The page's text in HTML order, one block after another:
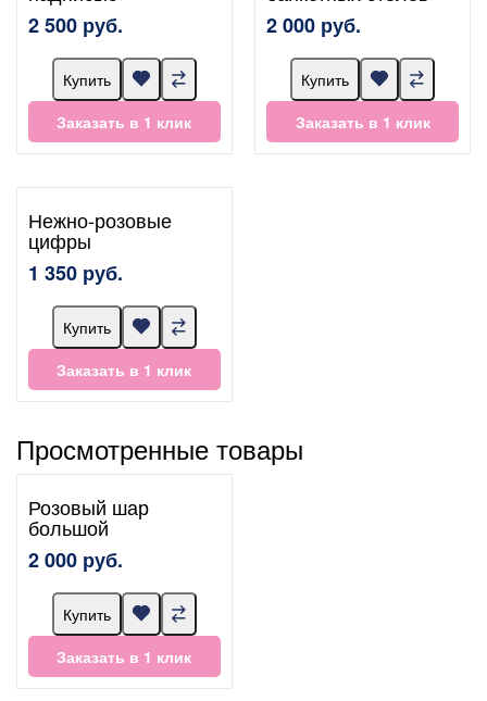
2 500 руб.
Купить
Заказать в 1 клик
2 000 руб.
Купить
Заказать в 1 клик
Нежно-розовые
цифры
1 350 руб.
Купить
Заказать в 1 клик
Просмотренные товары
Розовый шар
большой
2 000 руб.
Купить
Заказать в 1 клик